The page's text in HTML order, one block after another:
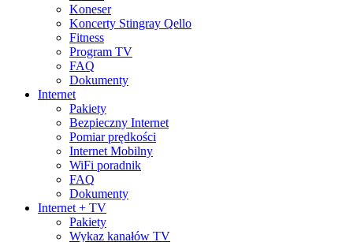
Koneser
Koncerty Stingray Qello
Fitness
Program TV
FAQ
Dokumenty
Internet
Pakiety
Bezpieczny Internet
Pomiar prędkości
Internet Mobilny
WiFi poradnik
FAQ
Dokumenty
Internet + TV
Pakiety
Wykaz kanałów TV